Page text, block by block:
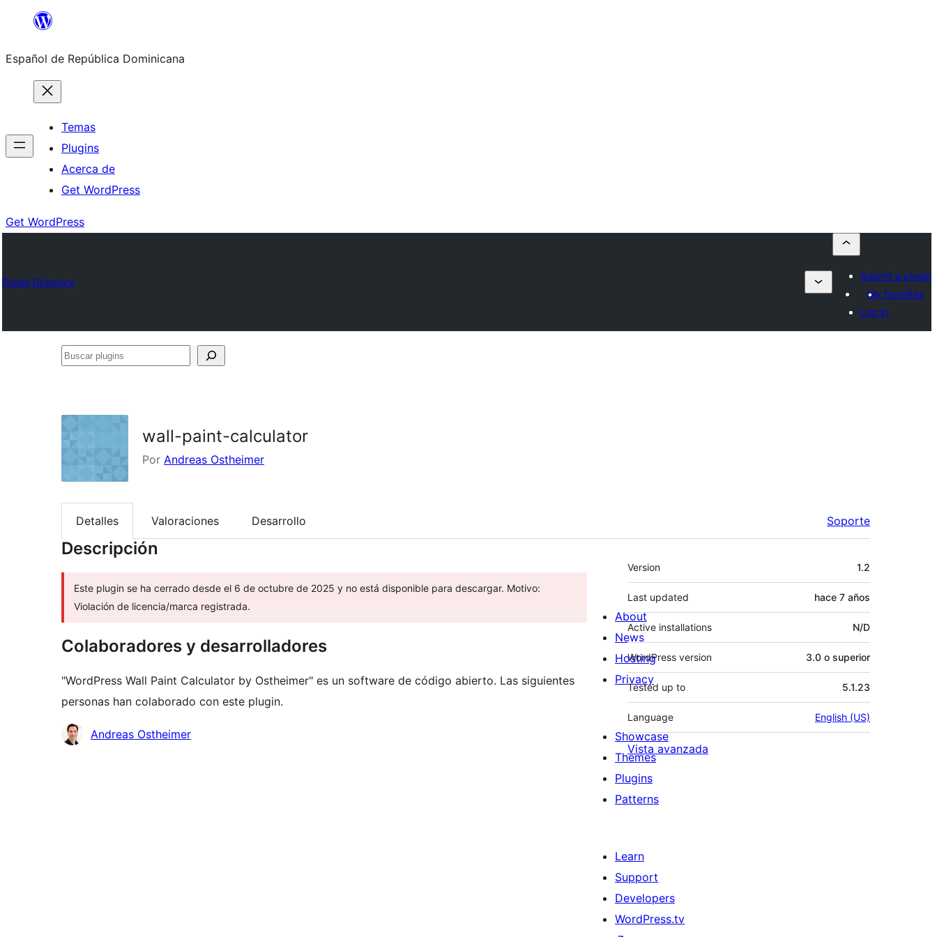
Saltar
contenido
Español de República Dominicana
Temas
Plugins
Acerca de
Get WordPress
Get WordPress
Plugin Directory
Submit a plugin
My favorites
Log in
Buscar
wall-paint-calculator
Por Andreas Ostheimer
Detalles Valoraciones Desarrollo Soporte
Descripción
Este plugin se ha cerrado desde el 6 de octubre de 2025 y no está disponible para descargar. Motivo:
Violación de licencia/marca registrada.
Colaboradores y desarrolladores
"WordPress Wall Paint Calculator by Ostheimer" es un software de código abierto. Las siguientes
personas han colaborado con este plugin.
Colaboradores
Andreas Ostheimer
Meta
Version 1.2
Last updated hace 7 años
Active installations N/D
WordPress version 3.0 o superior
Tested up to 5.1.23
Language English (US)
Vista avanzada
About
News
Hosting
Privacy
Showcase
Themes
Plugins
Patterns
Learn
Support
Developers
WordPress.tv